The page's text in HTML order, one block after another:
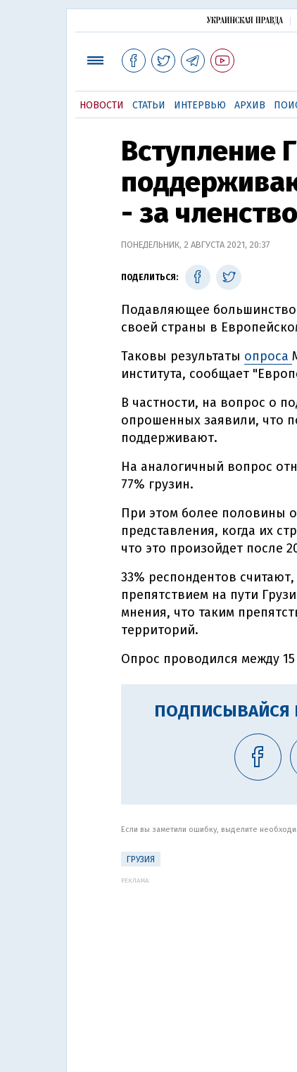
НОВОСТИ СТАТЬИ ИНТЕРВЬЮ АРХИВ
Вступление
- за
ПОНЕДЕЛЬНИК, 2 АВГУСТА 2021, 20:37
ПОДЕЛИТЬСЯ:
Подавляющее
своей страны в
Таковы результаты опроса
института, сообщает
В частности, на вопрос о
опрошенных заявили, что
поддерживают.
На аналогичный вопрос
77% грузин.
При этом более половины
представления, когда их
что это произойдет после
33% респондентов
препятствием на пути
мнения, что таким
территорий.
Опрос проводился между
ПОДПИСЫВАЙСЯ
Если вы заметили ошибку, выделите
ГРУЗИЯ
РЕКЛАМА: